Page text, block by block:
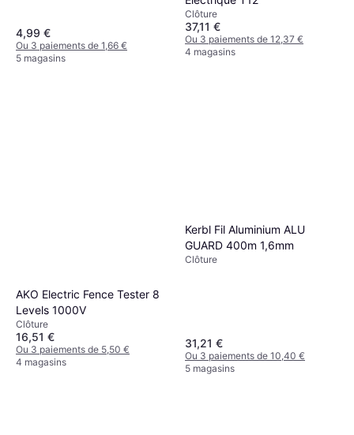
4,99 €
Ou 3 paiements de 1,66 €
5 magasins
Clôture
37,11 €
Ou 3 paiements de 12,37 €
4 magasins
AKO Electric Fence Tester 8
Levels 1000V
Clôture
16,51 €
Ou 3 paiements de 5,50 €
4 magasins
Kerbl Fil Aluminium ALU
GUARD 400m 1,6mm
Clôture
31,21 €
Ou 3 paiements de 10,40 €
5 magasins